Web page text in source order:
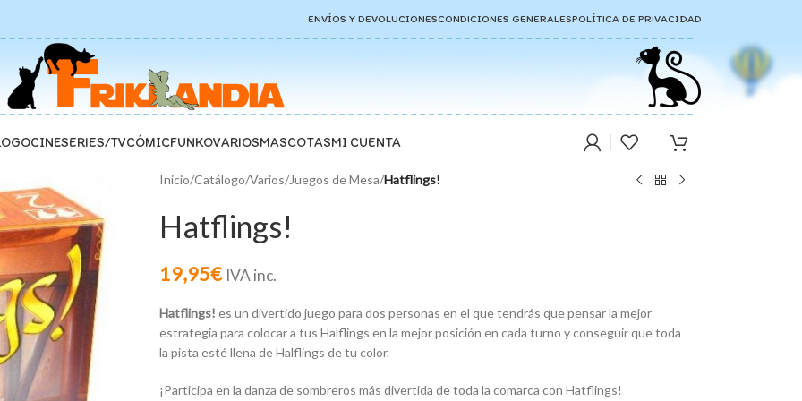
ENVÍOS Y DEVOLUCIONESCONDICIONES GENERALESPOLÍTICA DE PRIVACIDAD
CINESERIES/TVCÓMICFUNKOVARIOSMASCOTASMI CUENTA
Inicio/Catálogo/Varios/Juegos de Mesa/Hatflings!
Hatflings!
19,95€ IVA inc.
Hatflings! es un divertido juego para dos personas en el que tendrás que pensar la mejor
estrategia para colocar a tus Halflings en la mejor posición en cada turno y conseguir que toda
la pista esté llena de Halflings de tu color.
¡Participa en la danza de sombreros más divertida de toda la comarca con Hatflings!